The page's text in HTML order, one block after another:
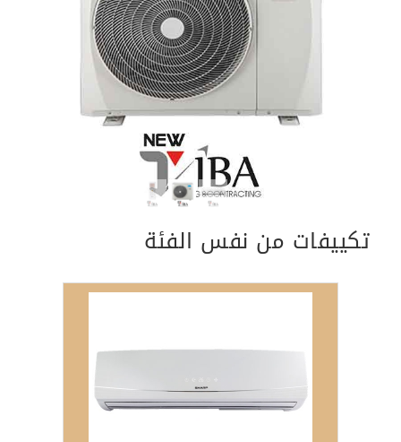
Next
تكييفات من نفس الفئة